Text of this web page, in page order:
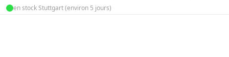
en stock Stuttgart (environ 5 jours)